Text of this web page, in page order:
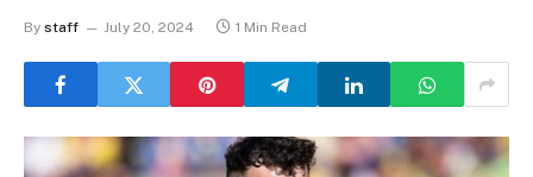
By staff July 20, 2024 1 Min Read